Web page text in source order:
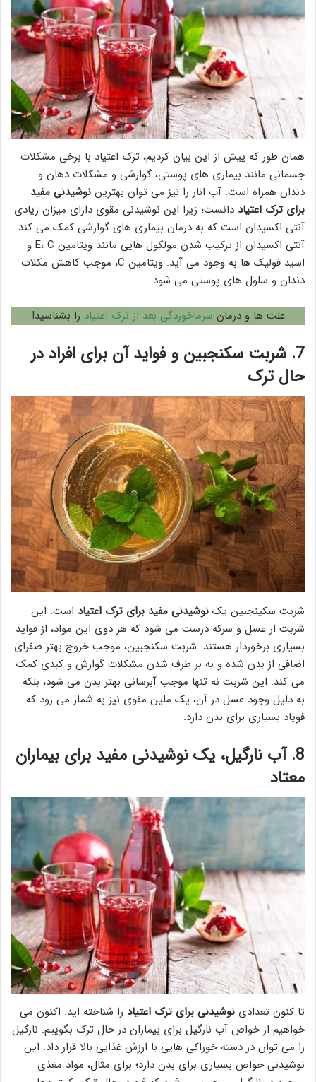
همان طور که پیش از این بیان کردیم، ترک اعتیاد با برخی مشکلات
جسمانی مانند بیماری های پوستی، گوارشی و مشکلات دهان و
دندان همراه است. آب انار را نیز می توان بهترین نوشیدنی مفید
برای ترک اعتیاد دانست؛ زیرا این نوشیدنی مقوی دارای میزان زیادی
آنتی اکسیدان است که به درمان بیماری های گوارشی کمک می کند.
آنتی اکسیدان از ترکیب شدن مولکول هایی مانند ویتامین E، C و
اسید فولیک ها به وجود می آید. ویتامین C، موجب کاهش مکلات
دندان و سلول های پوستی می شود.
علت ها و درمان سرماخوردگی بعد از ترک اعتیاد را بشناسید!
7. شربت سکنجبین و فواید آن برای افراد در
حال ترک
شربت سکینجبین یک نوشیدنی مفید برای ترک اعتیاد است. این
شربت ار عسل و سرکه درست می شود که هر دوی این مواد، از فواید
بسیاری برخوردار هستند. شربت سکنجبین، موجب خروج بهتر صفرای
اضافی از بدن شده و به بر طرف شدن مشکلات گوارش و کبدی کمک
می کند. این شربت نه تنها موجب آبرسانی بهتر بدن می شود، بلکه
به دلیل وجود عسل در آن، یک ملین مقوی نیز به شمار می رود که
فویاد بسیاری برای بدن دارد.
8. آب نارگیل، یک نوشیدنی مفید برای بیماران
معتاد
تا کنون تعدادی نوشیدنی برای ترک اعتیاد را شناخته اید. اکنون می
خواهیم از خواص آب نارگیل برای بیماران در حال ترک بگوییم. نارگیل
را می توان در دسته خوراکی هایی با ارزش غذایی بالا قرار داد. این
نوشیدنی خواص بسیاری برای بدن دارد؛ برای مثال، مواد مغذی